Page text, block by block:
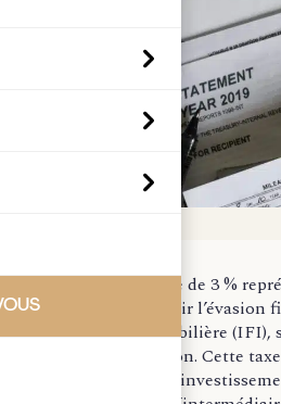
La taxe patrimoniale de 3 %
abus visant à prévenir l’évasion
sur la fortune immobilière (IFI),
les droits de mutation. Cette
spécifiquement aux